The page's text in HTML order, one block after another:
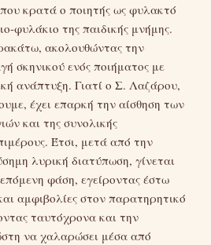
κρατά ο ποιητής ως φυλακτό
φυλάκιο της παιδικής μνήμης.
ακολουθώντας την
σκηνικού ενός ποιήματος με
ανάπτυξη. Γιατί ο Σ. Λαζάρου,
έχει επαρκή την αίσθηση των
και της συνολικής
Έτσι, μετά από την
λυρική διατύπωση, γίνεται
φάση, εγείροντας έστω
αμφιβολίες στον παρατηρητικό
ταυτόχρονα και την
να χαλαρώσει μέσα από